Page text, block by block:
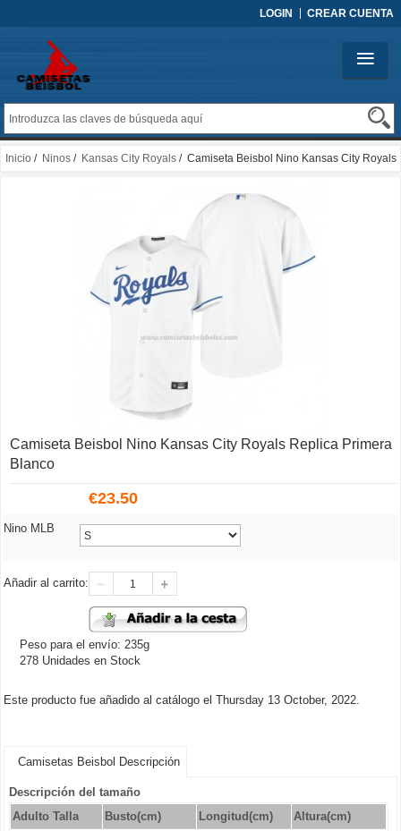
LOGIN CREAR CUENTA
Inicio / Ninos / Kansas City Royals / Camiseta Beisbol Nino Kansas City Royals
Camiseta Beisbol Nino Kansas City Royals Replica Primera
Blanco
€23.50
Nino MLB
Añadir al carrito:
Peso para el envío: 235g
278 Unidades en Stock
Este producto fue añadido al catálogo el Thursday 13 October, 2022.
Camisetas Beisbol Descripción
Descripción del tamaño
Adulto Talla
Busto(cm) Longitud(cm)
Altura(cm)